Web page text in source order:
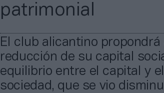
patrimonial
El club alicantino
reducción de su capital
equilibrio entre el capital y
sociedad, que se vio